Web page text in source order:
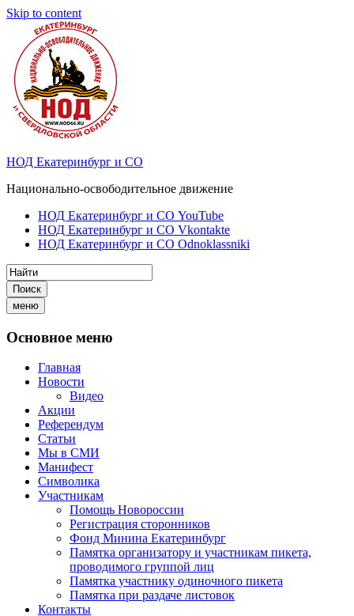
Skip to content
НОД Екатеринбург и СО
Национально-освободительное движение
НОД Екатеринбург и СО YouTube
НОД Екатеринбург и СО Vkontakte
НОД Екатеринбург и СО Odnoklassniki
Поиск
меню
Основное меню
Главная
Новости
Видео
Акции
Референдум
Статьи
Мы в СМИ
Манифест
Символика
Участникам
Помощь Новороссии
Регистрация сторонников
Фонд Минина Екатеринбург
Памятка организатору и участникам пикета,
проводимого группой лиц
Памятка участнику одиночного пикета
Памятка при раздаче листовок
Контакты